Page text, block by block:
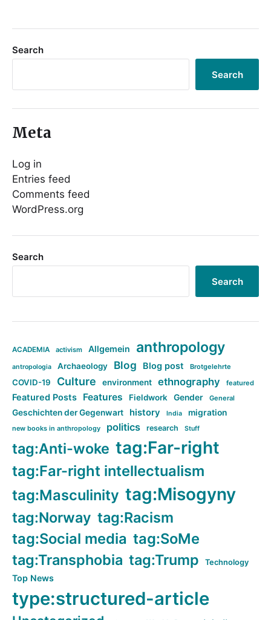
Search
Search
Meta
Log in
Entries feed
Comments feed
WordPress.org
Search
Search
ACADEMIA activism Allgemein anthropology
antropologia Archaeology Blog Blog post Brotgelehrte
COVID-19 Culture environment ethnography featured
Featured Posts Features Fieldwork Gender General
Geschichten der Gegenwart history India migration
new books in anthropology politics research Stuff
tag:Anti-woke tag:Far-right
tag:Far-right intellectualism
tag:Masculinity tag:Misogyny
tag:Norway tag:Racism
tag:Social media tag:SoMe
tag:Transphobia tag:Trump Technology
Top News
type:structured-article